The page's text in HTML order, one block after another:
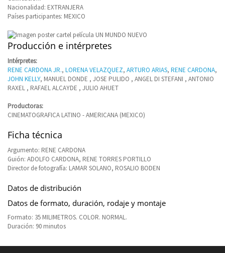
Nacionalidad: EXTRANJERA
Países participantes: MEXICO
Producción e intérpretes
Intérpretes:
RENE CARDONA JR., LORENA VELAZQUEZ, ARTURO ARIAS, RENE CARDONA,
JOHN KELLY, MANUEL DONDE , JOSE PULIDO , ANGEL DI STEFANI , ANTONIO
RAXEL , RAFAEL ALCAYDE , JULIO AHUET
Productoras:
CINEMATOGRAFICA LATINO - AMERICANA (MEXICO)
Ficha técnica
Argumento: RENE CARDONA
Guión: ADOLFO CARDONA, RENE TORRES PORTILLO
Director de fotografía: LAMAR SOLANO, ROSALIO BODEN
Datos de distribución
Datos de formato, duración, rodaje y montaje
Formato: 35 MILIMETROS. COLOR. NORMAL.
Duración: 90 minutos